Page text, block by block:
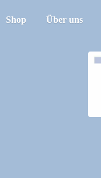
Shop Über uns